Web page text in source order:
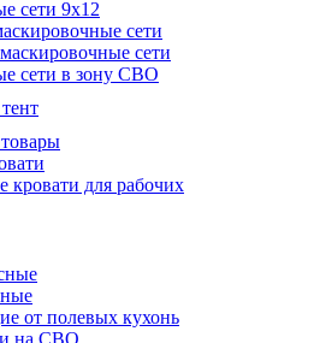
сети 9х12
сети
сети
сети в зону СВО
кровати для рабочих
от полевых кухонь
на СВО